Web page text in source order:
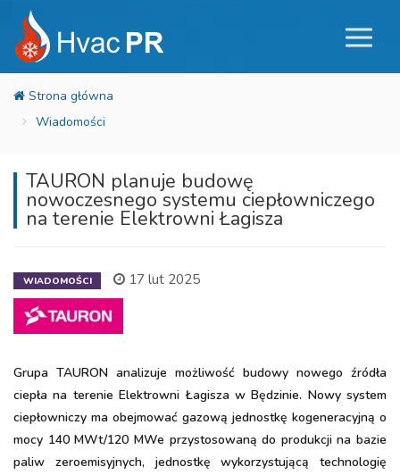
Wiadomości
TAURON planuje budowę
nowoczesnego systemu ciepłowniczego
na terenie Elektrowni Łagisza
WIADOMOŚCI 17 lut 2025
Grupa TAURON analizuje możliwość budowy nowego źródła
ciepła na terenie Elektrowni Łagisza w Będzinie. Nowy system
ciepłowniczy ma obejmować gazową jednostkę kogeneracyjną o
mocy 140 MWt/120 MWe przystosowaną do produkcji na bazie
paliw zeroemisyjnych, jednostkę wykorzystującą technologię